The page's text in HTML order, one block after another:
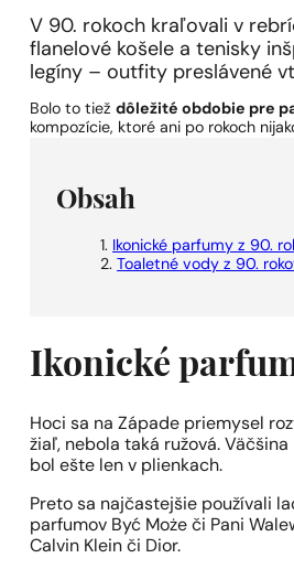
V 90. rokoch kraľovali v
flanelové košele a tenisky
legíny – outfity preslávené
Bolo to tieždôležité obdobie pre
kompozície, ktoré ani po rokoch
Obsah
Ikonické parfumy z 90.
Toaletné vody z 90.
Ikonické
Hoci sa na Západe priemysel
žiaľ, nebola taká ružová.
bol ešte len v plienkach.
Preto sa najčastejšie používali
parfumov Być Może či Pani
Calvin Klein či Dior.